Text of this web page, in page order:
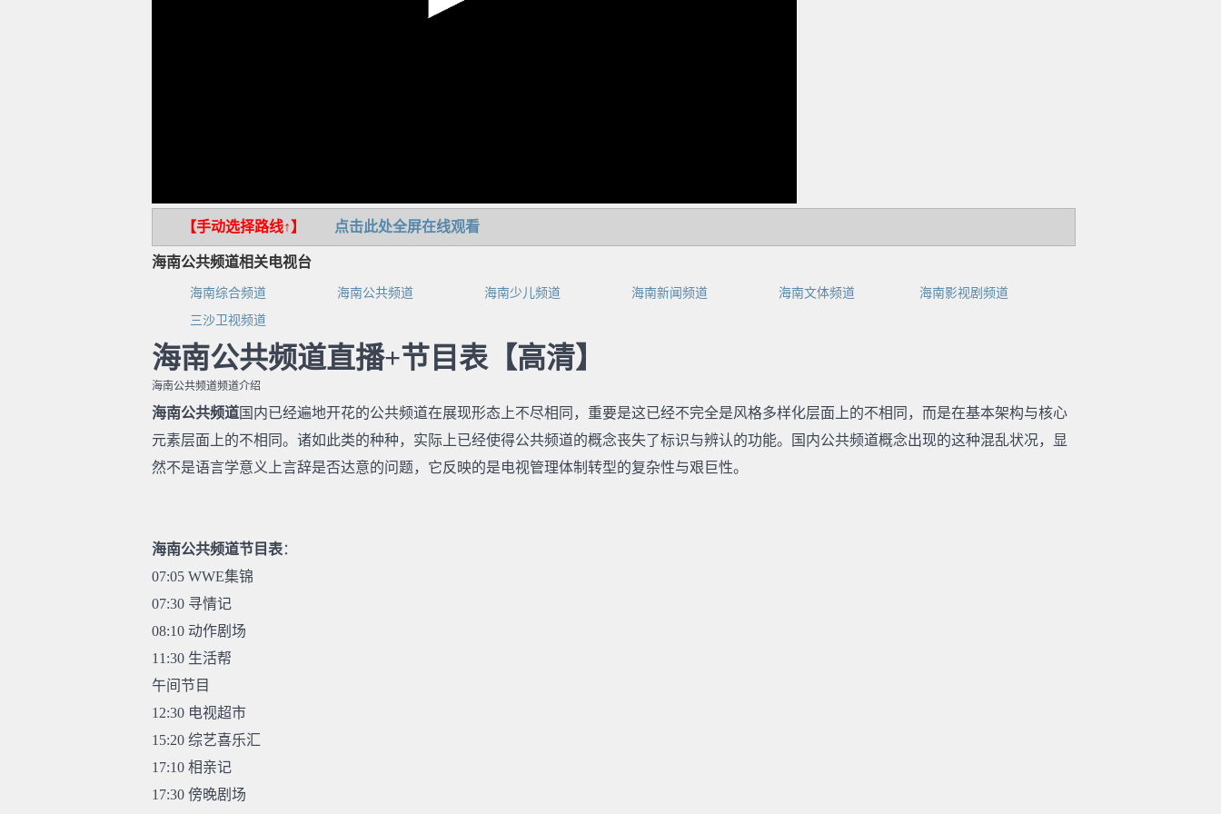
【手动选择路线↑】 点击此处全屏在线观看
海南公共频道相关电视台
海南综合频道 海南公共频道 海南少儿频道 海南新闻频道 海南文体频道
海南影视剧频道
三沙卫视频道
海南公共频道直播+节目表【高清】
海南公共频道频道介绍
海南公共频道国内已经遍地开花的公共频道在展现形态上不尽相同，重要是这已经不完全是风格多样化层面上的不相同，而是在基本架构与核心
元素层面上的不相同。诸如此类的种种，实际上已经使得公共频道的概念丧失了标识与辨认的功能。国内公共频道概念出现的这种混乱状况，显
然不是语言学意义上言辞是否达意的问题，它反映的是电视管理体制转型的复杂性与艰巨性。
海南公共频道节目表：
07:05 WWE集锦
07:30 寻情记
08:10 动作剧场
11:30 生活帮
午间节目
12:30 电视超市
15:20 综艺喜乐汇
17:10 相亲记
17:30 傍晚剧场